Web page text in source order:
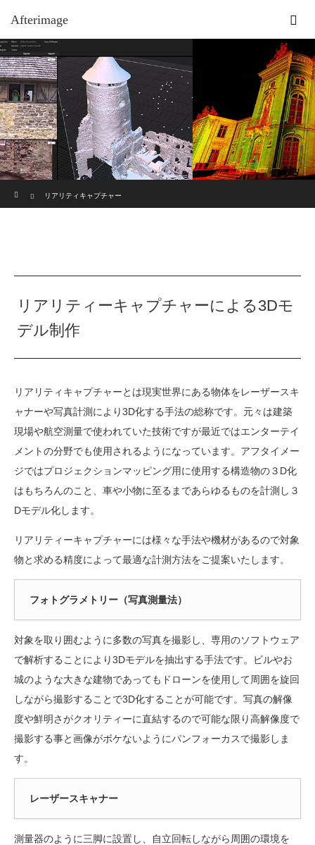
Afterimage
リアリティキャプチャー
リアリティーキャプチャーによる3Dモ
デル制作
リアリティキャプチャーとは現実世界にある物体をレーザースキ
ャナーや写真計測により3D化する手法の総称です。元々は建築
現場や航空測量で使われていた技術ですが最近ではエンターテイ
メントの分野でも使用されるようになっています。アフタイメー
ジではプロジェクションマッピング用に使用する構造物の３D化
はもちろんのこと、車や小物に至るまであらゆるものを計測し３
Dモデル化します。
リアリティーキャプチャーには様々な手法や機材があるので対象
物と求める精度によって最適な計測方法をご提案いたします。
フォトグラメトリー（写真測量法）
対象を取り囲むように多数の写真を撮影し、専用のソフトウェア
で解析することにより3Dモデルを抽出する手法です。ビルやお
城のような大きな建物であってもドローンを使用して周囲を旋回
しながら撮影することで3D化することが可能です。写真の解像
度や鮮明さがクオリティーに直結するので可能な限り高解像度で
撮影する事と画像がボケないようにパンフォーカスで撮影しま
す。
レーザースキャナー
測量器のように三脚に設置し、自立回転しながら周囲の環境を